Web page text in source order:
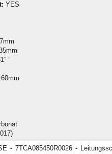
YES
- 7TCA085450R0026 -